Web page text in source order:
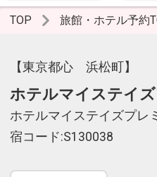
TOP 旅館・ホテル予約
【東京都心 浜松町】
ホテルマイステイ
ホテルマイステイズプレ
宿コード:S130038